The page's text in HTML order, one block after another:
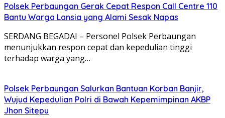
Polsek Perbaungan Gerak Cepat Respon Call Centre 110
Bantu Warga Lansia yang Alami Sesak Napas
SERDANG BEGADAI – Personel Polsek Perbaungan
menunjukkan respon cepat dan kepedulian tinggi
terhadap warga yang…
Polsek Perbaungan Salurkan Bantuan Korban Banjir,
Wujud Kepedulian Polri di Bawah Kepemimpinan AKBP
Jhon Sitepu